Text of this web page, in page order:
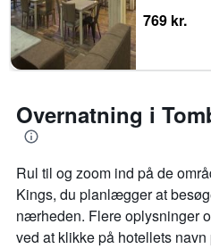
769 kr.
Overnatning i
Rul til og zoom ind på de
Kings, du planlægger at
nærheden. Flere oplysninger
ved at klikke på hotellets navn